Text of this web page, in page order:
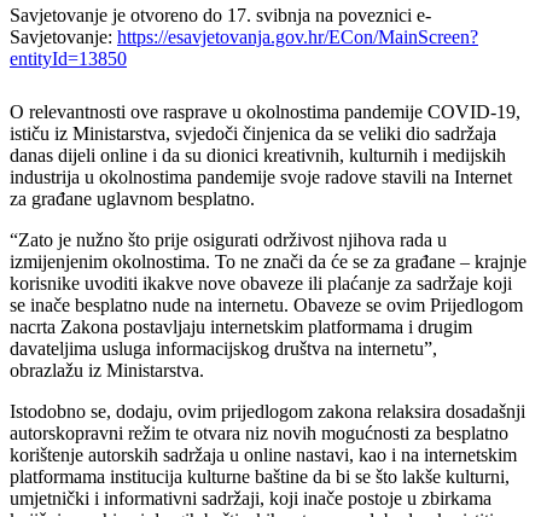
Savjetovanje je otvoreno do 17. svibnja na poveznici e-
Savjetovanje: https://esavjetovanja.gov.hr/ECon/MainScreen?
entityId=13850
O relevantnosti ove rasprave u okolnostima pandemije COVID-19,
ističu iz Ministarstva, svjedoči činjenica da se veliki dio sadržaja
danas dijeli online i da su dionici kreativnih, kulturnih i medijskih
industrija u okolnostima pandemije svoje radove stavili na Internet
za građane uglavnom besplatno.
“Zato je nužno što prije osigurati održivost njihova rada u
izmijenjenim okolnostima. To ne znači da će se za građane – krajnje
korisnike uvoditi ikakve nove obaveze ili plaćanje za sadržaje koji
se inače besplatno nude na internetu. Obaveze se ovim Prijedlogom
nacrta Zakona postavljaju internetskim platformama i drugim
davateljima usluga informacijskog društva na internetu”,
obrazlažu iz Ministarstva.
Istodobno se, dodaju, ovim prijedlogom zakona relaksira dosadašnji
autorskopravni režim te otvara niz novih mogućnosti za besplatno
korištenje autorskih sadržaja u online nastavi, kao i na internetskim
platformama institucija kulturne baštine da bi se što lakše kulturni,
umjetnički i informativni sadržaji, koji inače postoje u zbirkama